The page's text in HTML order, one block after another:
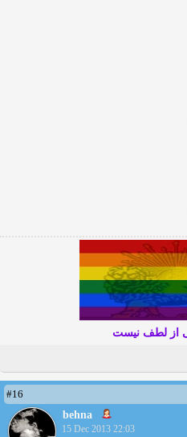
از لطف نیست
#16
behna
15 Dec 2013 22:03